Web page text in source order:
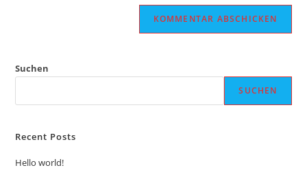
Suchen
SUCHEN
Recent Posts
Hello world!